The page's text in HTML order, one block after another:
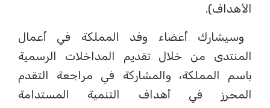
الأهداف).
وسيشارك أعضاء وفد المملكة في أعمال
المنتدى من خلال تقديم المداخلات الرسمية
باسم المملكة، والمشاركة في مراجعة التقدم
المحرز في أهداف التنمية المستدامة